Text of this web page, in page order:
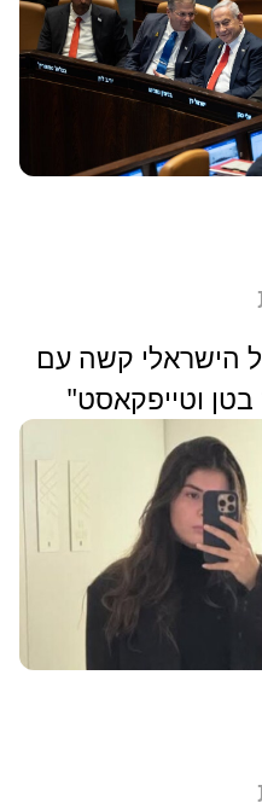
הישראלי קשה עם
וטייפקאסט"